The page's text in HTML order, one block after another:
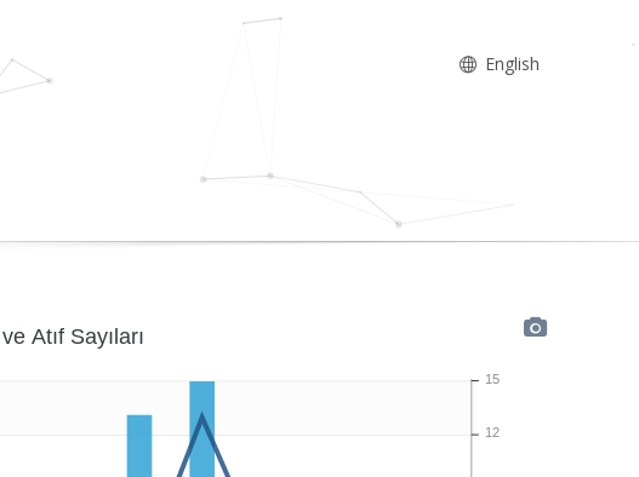
English
Atıf Sayıları
15
12